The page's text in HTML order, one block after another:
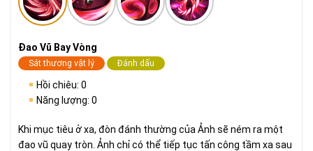
Đao Vũ Bay Vòng
Sát thương vật lý Đánh dấu
Hồi chiêu: 0
Năng lượng: 0
Khi mục tiêu ở xa, đòn đánh thường của Ảnh sẽ ném ra một
đao vũ quay tròn. Ảnh chỉ có thể tiếp tục tấn công tầm xa sau